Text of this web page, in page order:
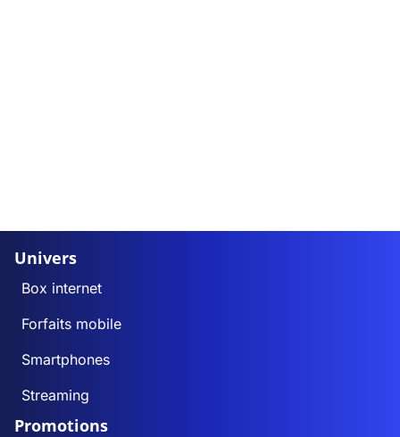
Univers
Box internet
Forfaits mobile
Smartphones
Streaming
Promotions